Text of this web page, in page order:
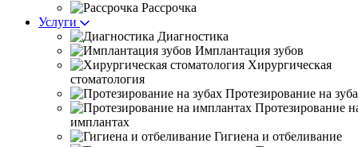
Рассрочка
Услуги
Диагностика
Имплантация зубов
Хирургическая
стоматология
Протезирование на
Протезирование
имплантах
Гигиена и отбеливание